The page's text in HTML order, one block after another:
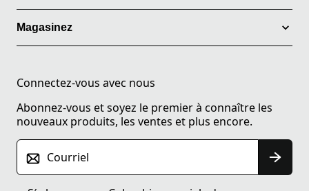
Magasinez
Connectez-vous avec nous
Abonnez-vous et soyez le premier à connaître les
nouveaux produits, les ventes et plus encore.
Courriel